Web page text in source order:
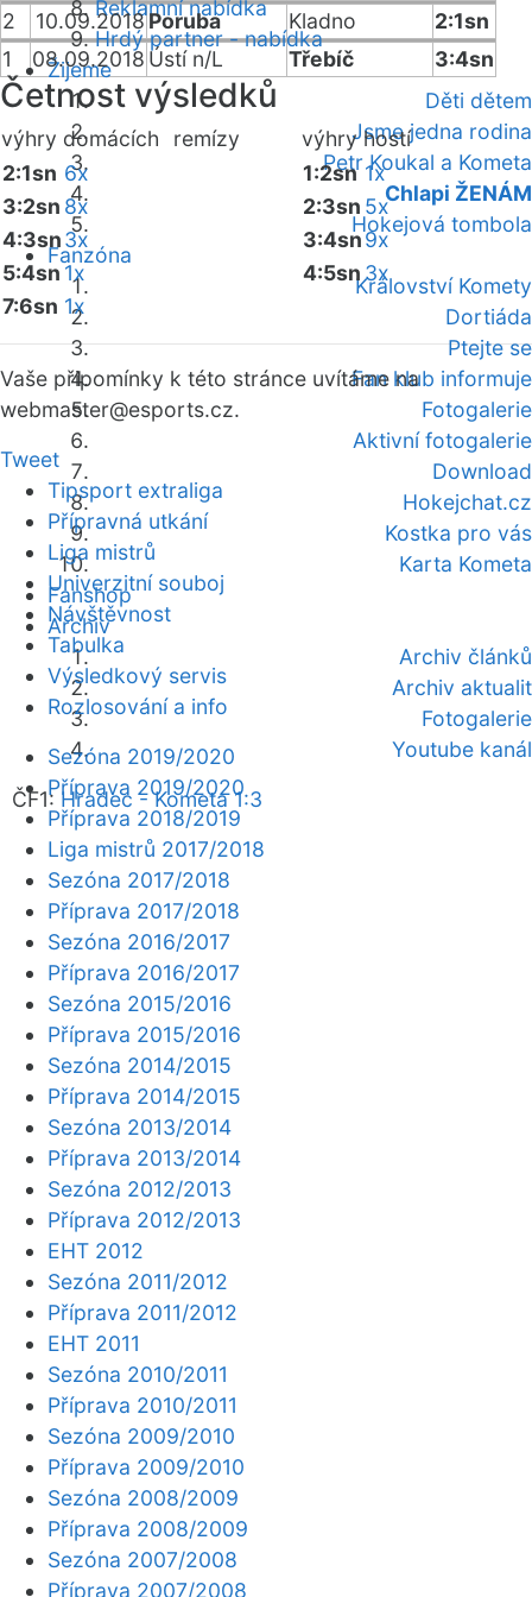
Reklamní nabídka
Hrdý partner - nabídka
Žijeme
Děti dětem
Jsme jedna rodina
Petr Koukal a Kometa
Chlapi ŽENÁM
Hokejová tombola
Fanzóna
Království Komety
Dortiáda
Ptejte se
Fan klub informuje
Fotogalerie
Aktivní fotogalerie
Download
Hokejchat.cz
Kostka pro vás
Karta Kometa
Fanshop
Archiv
Archiv článků
Archiv aktualit
Fotogalerie
Youtube kanál
ČF1: Hradec - Kometa 1:3
2
10.09.2018Poruba Kladno
2:1sn
1
08.09.2018 Ústí n/L Třebíč 3:4sn
Četnost výsledků
výhry domácích remízy výhry hostí
2:1sn 6x
3:2sn 8x
4:3sn3x
5:4sn 1x
7:6sn 1x
1:2sn 1x
2:3sn 5x
3:4sn9x
4:5sn3x
Vaše připomínky k této stránce uvítáme na
webmaster@esports.cz.
Tweet
Tipsport extraliga
Přípravná utkání
Liga mistrů
Univerzitní souboj
Návštěvnost
Tabulka
Výsledkový servis
Rozlosování a info
Sezóna 2019/2020
Příprava 2019/2020
Příprava 2018/2019
Liga mistrů 2017/2018
Sezóna 2017/2018
Příprava 2017/2018
Sezóna 2016/2017
Příprava 2016/2017
Sezóna 2015/2016
Příprava 2015/2016
Sezóna 2014/2015
Příprava 2014/2015
Sezóna 2013/2014
Příprava 2013/2014
Sezóna 2012/2013
Příprava 2012/2013
EHT 2012
Sezóna 2011/2012
Příprava 2011/2012
EHT 2011
Sezóna 2010/2011
Příprava 2010/2011
Sezóna 2009/2010
Příprava 2009/2010
Sezóna 2008/2009
Příprava 2008/2009
Sezóna 2007/2008
Příprava 2007/2008